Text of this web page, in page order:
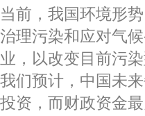
当前，我国环境形
治理污染和应对气
业，以改变目前污
我们预计，中国未
投资，而财政资金